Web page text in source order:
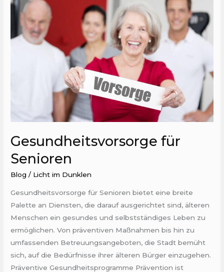
Gesundheitsvorsorge für
Senioren
Blog / Licht im Dunklen
Gesundheitsvorsorge für Senioren bietet eine breite
Palette an Diensten, die darauf ausgerichtet sind, älteren
Menschen ein gesundes und selbstständiges Leben zu
ermöglichen. Von präventiven Maßnahmen bis hin zu
umfassenden Betreuungsangeboten, die Stadt bemüht
sich, auf die Bedürfnisse ihrer älteren Bürger einzugehen.
Präventive Gesundheitsprogramme Prävention ist
für
Senioren